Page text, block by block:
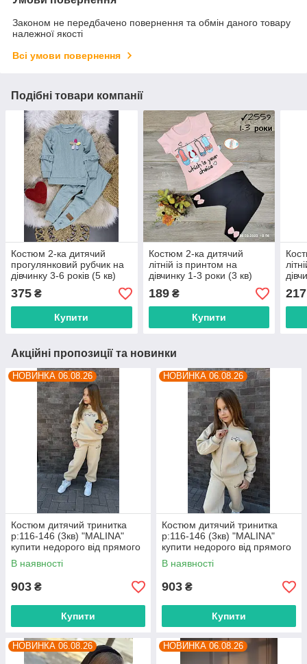
Законом не передбачено повернення та обмін даного товару
належної якості
Всі умови повернення
Подібні товари компанії
Костюм 2-ка дитячий
прогулянковий рубчик на
дівчинку 3-6 років (5 кв)
"FILI KIDS" недорогого від
прямого постачальника
375 ₴
Купити
Костюм 2-ка дитячий
літній із принтом на
дівчинку 1-3 роки (3 кв)
"MANGO" недорого від
прямого постачальника
189₴
Купити
217
Акційні пропозиції та новинки
НОВИНКА 06.08.26
Костюм дитячий тринитка
р:116-146 (3кв) "MALINA"
купити недорого від прямого
постачальника
В наявності
903 ₴
Купити
НОВИНКА 06.08.26
Костюм дитячий тринитка
р:116-146 (3кв) "MALINA"
купити недорого від прямого
постачальника
В наявності
903 ₴
Купити
НОВИНКА 06.08.26 НОВИНКА 06.08.26